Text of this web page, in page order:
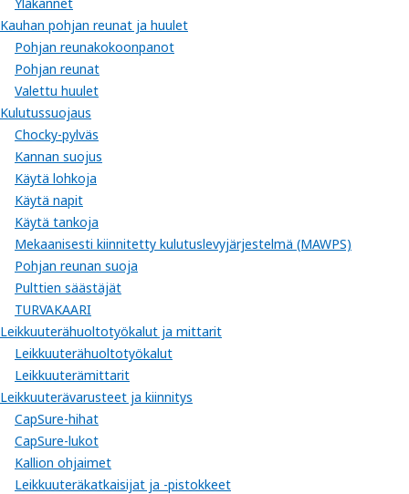
Kauhan pohjan reunat ja huulet
Pohjan reunakokoonpanot
Pohjan reunat
Valettu huulet
Kulutussuojaus
Chocky-pylväs
Kannan suojus
Käytä lohkoja
Käytä napit
Käytä tankoja
Mekaanisesti kiinnitetty kulutuslevyjärjestelmä (MAWPS)
Pohjan reunan suoja
Pulttien säästäjät
TURVAKAARI
Leikkuuterähuoltotyökalut ja mittarit
Leikkuuterähuoltotyökalut
Leikkuuterämittarit
Leikkuuterävarusteet ja kiinnitys
CapSure-hihat
CapSure-lukot
Kallion ohjaimet
Leikkuuteräkatkaisijat ja -pistokkeet